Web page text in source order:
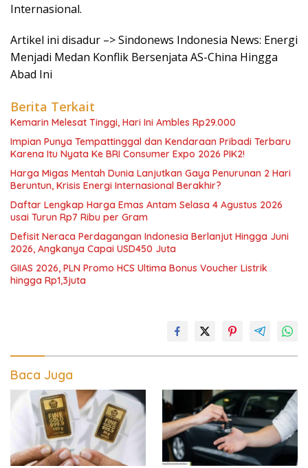
Internasional.
Artikel ini disadur –> Sindonews Indonesia News: Energi
Menjadi Medan Konflik Bersenjata AS-China Hingga
Abad Ini
Berita Terkait
Kemarin Melesat Tinggi, Hari Ini Ambles Rp29.000
Impian Punya Tempattinggal dan Kendaraan Pribadi Terbaru
Karena Itu Nyata Ke BRI Consumer Expo 2026 PIK2!
Harga Migas Mentah Dunia Lanjutkan Gaya Penurunan 2 Hari
Beruntun, Krisis Energi Internasional Berakhir?
Daftar Lengkap Harga Emas Antam Selasa 4 Agustus 2026
usai Turun Rp7 Ribu per Gram
Defisit Neraca Perdagangan Indonesia Berlanjut Hingga Juni
2026, Angkanya Capai USD450 Juta
GIIAS 2026, PLN Promo HCS Ultima Bonus Voucher Listrik
hingga Rp1,3juta
Baca Juga